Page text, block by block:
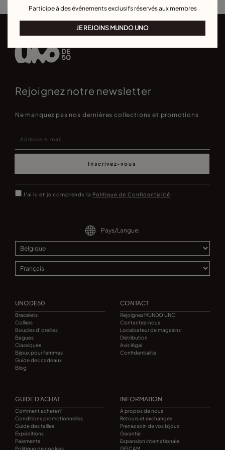
Rejoignez notre newsletter
Ne manquez pas nos dernières collections et promotions
Inscrivez-vous
J'ai lu et je comprends la Politique de Confidentialité
Pays/Langue:
UNODE50
Bracelets
Colliers
Boucles d' oreilles
Bagues
Classiques
Bijoux pour femmes
Guide des cadeaux
Blog
CONTACT
Rejoignez MUNDO UNO
Contactez-nous
Localisateur de magasins
Distribution
Avis légal
Confidentialité
GUIDE D'ACHAT
Comment acheter?
Conditions promotionnelles
Guide des tailles
Expéditions
Paiements
Politique de cookies
INFORMATION
A propos de nous
Retours et exchanges
Prenez soin de vos bijoux
Garantie
Expansion internationale
GEICAM
Participe à des événements exclusifs réservés aux membres
JE REJOINS MUNDO UNO